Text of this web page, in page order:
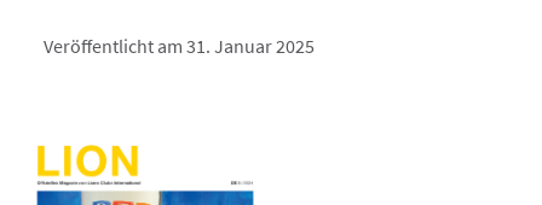
Veröffentlicht am 31. Januar 2025